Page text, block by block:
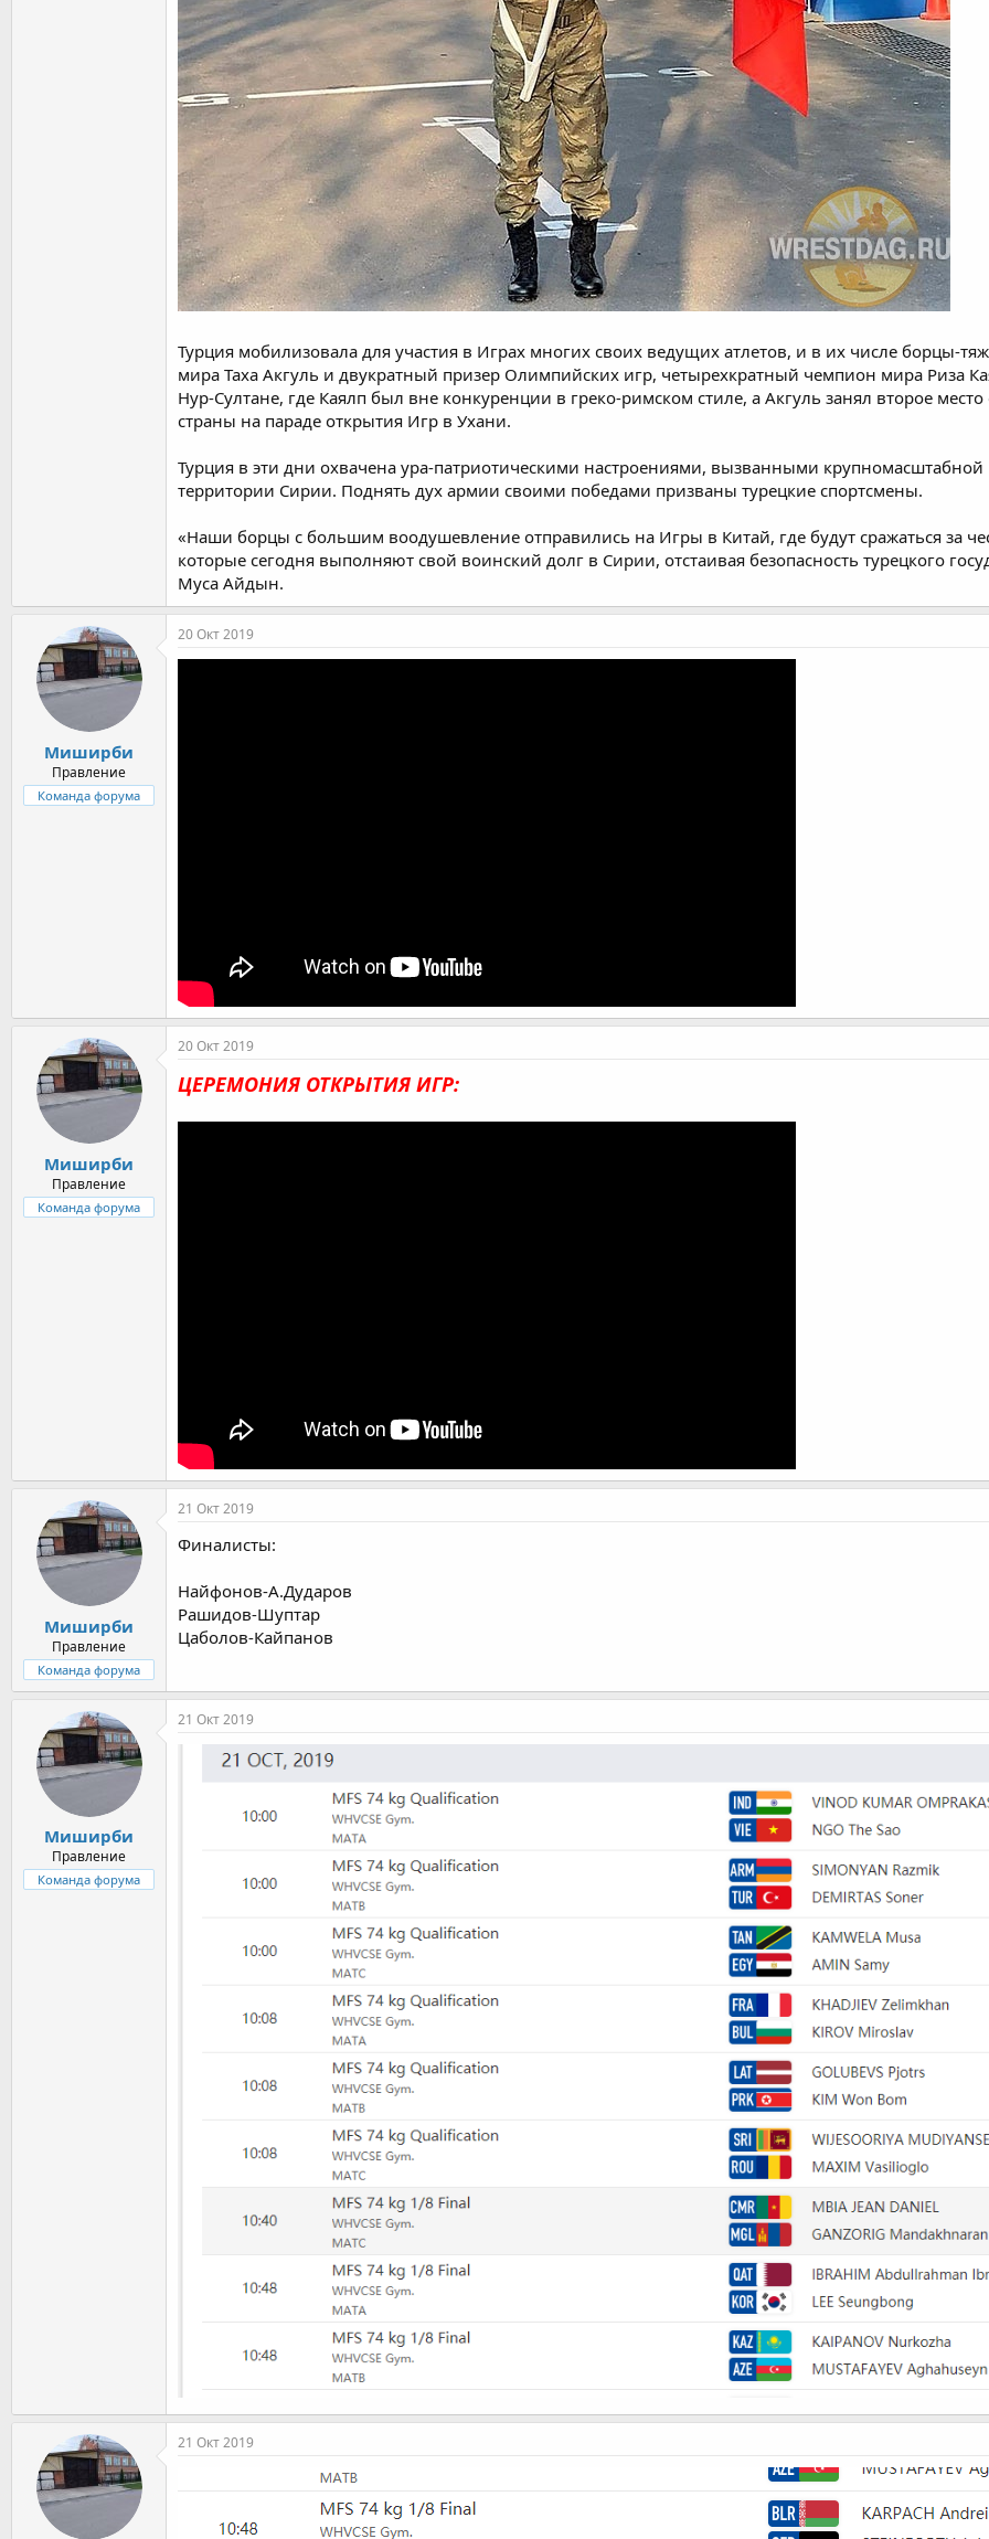
Турция мобилизовала для участия в Играх многих своих ведущих атлетов, и в их числе борцы-
мира Таха Акгуль и двукратный призер Олимпийских игр, четырехкратный чемпион мира Риза
Нур-Султане, где Каялп был вне конкуренции в греко-римском стиле, а Акгуль занял второе
страны на параде открытия Игр в Ухани.
Турция в эти дни охвачена ура-патриотическими настроениями, вызванными
территории Сирии. Поднять дух армии своими победами призваны турецкие спортсмены.
«Наши борцы с большим воодушевление отправились на Игры в Китай, где будут сражаться за
которые сегодня выполняют свой воинский долг в Сирии, отстаивая безопасность турецкого
Муса Айдын.
Миширби
Правление
Команда форума
20 Окт 2019
Миширби
Правление
Команда форума
20 Окт 2019
ЦЕРЕМОНИЯ ОТКРЫТИЯ ИГР:
Миширби
Правление
Команда форума
21 Окт 2019
Финалисты:
Найфонов-А.Дударов
Рашидов-Шуптар
Цаболов-Кайпанов
Миширби
Правление
Команда форума
21 Окт 2019
21 Окт 2019